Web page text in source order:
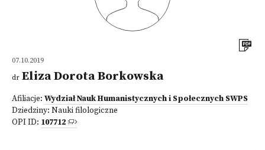
07.10.2019
dr Eliza Dorota Borkowska
Afiliacje: Wydział Nauk Humanistycznych i Społecznych SWPS
Dziedziny: Nauki filologiczne
OPI ID: 107712